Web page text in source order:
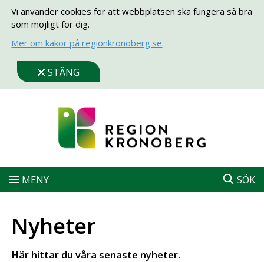
Vi använder cookies för att webbplatsen ska fungera så bra
som möjligt för dig.
Mer om kakor på regionkronoberg.se
STÄNG
MENY SÖK
Nyheter
Här hittar du våra senaste nyheter.